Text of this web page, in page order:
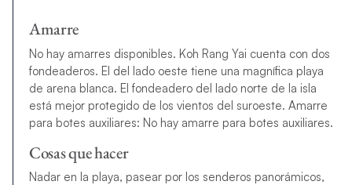
Amarre
No hay amarres disponibles. Koh Rang Yai cuenta con dos
fondeaderos. El del lado oeste tiene una magnífica playa
de arena blanca. El fondeadero del lado norte de la isla
está mejor protegido de los vientos del suroeste. Amarre
para botes auxiliares: No hay amarre para botes auxiliares.
Cosas que hacer
Nadar en la playa, pasear por los senderos panorámicos,